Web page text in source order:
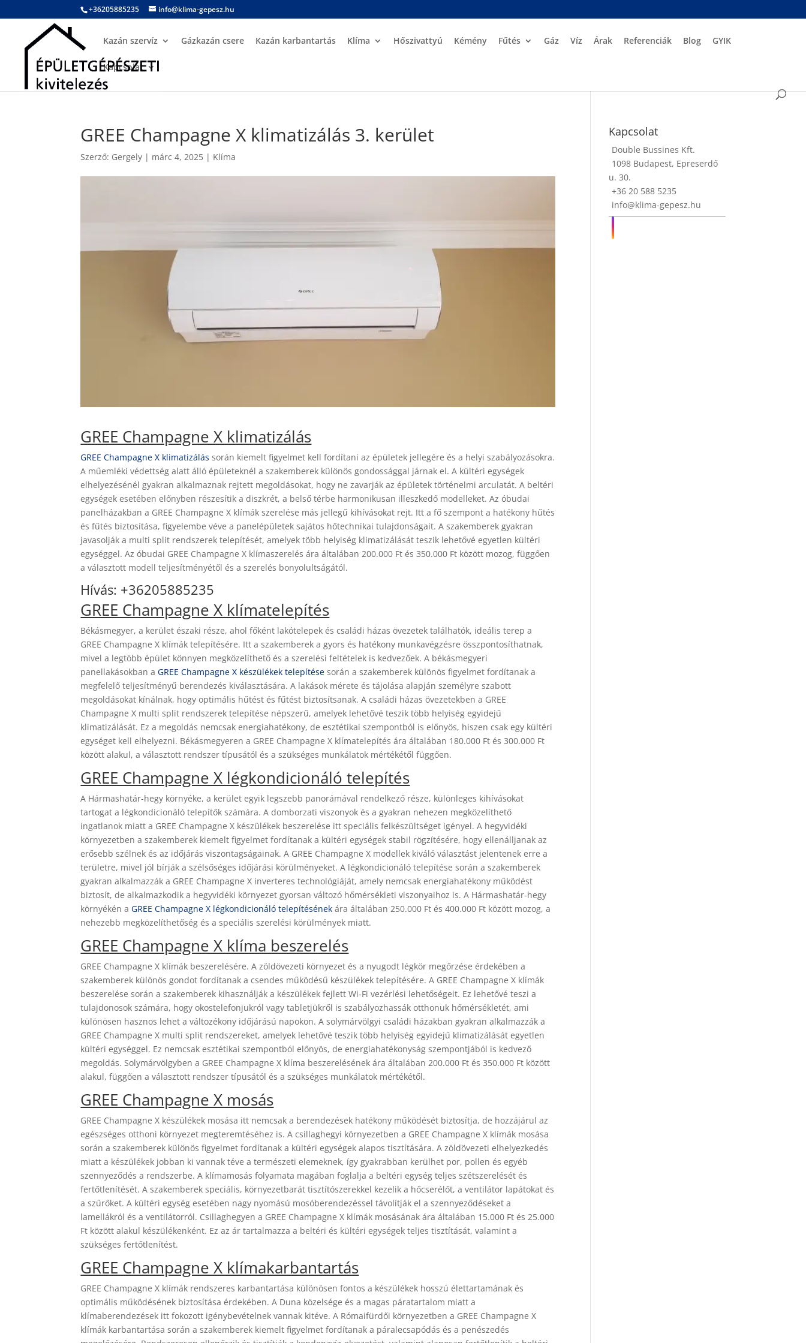
+36205885235 info@klima-gepesz.hu
Kazán szervíz Gázkazán csere Kazán karbantartás Klíma Hőszivattyú Kémény Fűtés Gáz Víz Árak Referenciák Blog GYIK
Kapcsolat
GREE Champagne X klimatizálás 3. kerület
Szerző: Gergely | márc 4, 2025 | Klíma
GREE Champagne X klimatizálás
GREE Champagne X klimatizálás során kiemelt figyelmet kell fordítani az épületek jellegére és a helyi szabályozásokra.
A műemléki védettség alatt álló épületeknél a szakemberek különös gondossággal járnak el. A kültéri egységek
elhelyezésénél gyakran alkalmaznak rejtett megoldásokat, hogy ne zavarják az épületek történelmi arculatát. A beltéri
egységek esetében előnyben részesítik a diszkrét, a belső térbe harmonikusan illeszkedő modelleket. Az óbudai
panelházakban a GREE Champagne X klímák szerelése más jellegű kihívásokat rejt. Itt a fő szempont a hatékony hűtés
és fűtés biztosítása, figyelembe véve a panelépületek sajátos hőtechnikai tulajdonságait. A szakemberek gyakran
javasolják a multi split rendszerek telepítését, amelyek több helyiség klimatizálását teszik lehetővé egyetlen kültéri
egységgel. Az óbudai GREE Champagne X klímaszerelés ára általában 200.000 Ft és 350.000 Ft között mozog, függően
a választott modell teljesítményétől és a szerelés bonyolultságától.
Hívás: +36205885235
GREE Champagne X klímatelepítés
Békásmegyer, a kerület északi része, ahol főként lakótelepek és családi házas övezetek találhatók, ideális terep a
GREE Champagne X klímák telepítésére. Itt a szakemberek a gyors és hatékony munkavégzésre összpontosíthatnak,
mivel a legtöbb épület könnyen megközelíthető és a szerelési feltételek is kedvezőek. A békásmegyeri
panellakásokban aGREE Champagne X készülékek telepítése során a szakemberek különös figyelmet fordítanak a
megfelelő teljesítményű berendezés kiválasztására. A lakások mérete és tájolása alapján személyre szabott
megoldásokat kínálnak, hogy optimális hűtést és fűtést biztosítsanak. A családi házas övezetekben a GREE
Champagne X multi split rendszerek telepítése népszerű, amelyek lehetővé teszik több helyiség egyidejű
klimatizálását. Ez a megoldás nemcsak energiahatékony, de esztétikai szempontból is előnyös, hiszen csak egy kültéri
egységet kell elhelyezni. Békásmegyeren a GREE Champagne X klímatelepítés ára általában 180.000 Ft és 300.000 Ft
között alakul, a választott rendszer típusától és a szükséges munkálatok mértékétől függően.
GREE Champagne X légkondicionáló telepítés
A Hármashatár-hegy környéke, a kerület egyik legszebb panorámával rendelkező része, különleges kihívásokat
tartogat a légkondicionáló telepítők számára. A domborzati viszonyok és a gyakran nehezen megközelíthető
ingatlanok miatt a GREE Champagne X készülékek beszerelése itt speciális felkészültséget igényel. A hegyvidéki
környezetben a szakemberek kiemelt figyelmet fordítanak a kültéri egységek stabil rögzítésére, hogy ellenálljanak az
erősebb szélnek és az időjárás viszontagságainak. A GREE Champagne X modellek kiváló választást jelentenek erre a
területre, mivel jól bírják a szélsőséges időjárási körülményeket. A légkondicionáló telepítése során a szakemberek
gyakran alkalmazzák a GREE Champagne X inverteres technológiáját, amely nemcsak energiahatékony működést
biztosít, de alkalmazkodik a hegyvidéki környezet gyorsan változó hőmérsékleti viszonyaihoz is. A Hármashatár-hegy
környékén aGREE Champagne X légkondicionáló telepítésének ára általában 250.000 Ft és 400.000 Ft között mozog, a
nehezebb megközelíthetőség és a speciális szerelési körülmények miatt.
GREE Champagne X klíma beszerelés
GREE Champagne X klímák beszerelésére. A zöldövezeti környezet és a nyugodt légkör megőrzése érdekében a
szakemberek különös gondot fordítanak a csendes működésű készülékek telepítésére. A GREE Champagne X klímák
beszerelése során a szakemberek kihasználják a készülékek fejlett Wi-Fi vezérlési lehetőségeit. Ez lehetővé teszi a
tulajdonosok számára, hogy okostelefonjukról vagy tabletjükről is szabályozhassák otthonuk hőmérsékletét, ami
különösen hasznos lehet a változékony időjárású napokon. A solymárvölgyi családi házakban gyakran alkalmazzák a
GREE Champagne X multi split rendszereket, amelyek lehetővé teszik több helyiség egyidejű klimatizálását egyetlen
kültéri egységgel. Ez nemcsak esztétikai szempontból előnyös, de energiahatékonyság szempontjából is kedvező
megoldás. Solymárvölgyben a GREE Champagne X klíma beszerelésének ára általában 200.000 Ft és 350.000 Ft között
alakul, függően a választott rendszer típusától és a szükséges munkálatok mértékétől.
GREE Champagne X mosás
GREE Champagne X készülékek mosása itt nemcsak a berendezések hatékony működését biztosítja, de hozzájárul az
egészséges otthoni környezet megteremtéséhez is. A csillaghegyi környezetben a GREE Champagne X klímák mosása
során a szakemberek különös figyelmet fordítanak a kültéri egységek alapos tisztítására. A zöldövezeti elhelyezkedés
miatt a készülékek jobban ki vannak téve a természeti elemeknek, így gyakrabban kerülhet por, pollen és egyéb
szennyeződés a rendszerbe. A klímamosás folyamata magában foglalja a beltéri egység teljes szétszerelését és
fertőtlenítését. A szakemberek speciális, környezetbarát tisztítószerekkel kezelik a hőcserélőt, a ventilátor lapátokat és
a szűrőket. A kültéri egység esetében nagy nyomású mosóberendezéssel távolítják el a szennyeződéseket a
lamellákról és a ventilátorról. Csillaghegyen a GREE Champagne X klímák mosásának ára általában 15.000 Ft és 25.000
Ft között alakul készülékenként. Ez az ár tartalmazza a beltéri és kültéri egységek teljes tisztítását, valamint a
szükséges fertőtlenítést.
GREE Champagne X klímakarbantartás
GREE Champagne X klímák rendszeres karbantartása különösen fontos a készülékek hosszú élettartamának és
optimális működésének biztosítása érdekében. A Duna közelsége és a magas páratartalom miatt a
klímaberendezések itt fokozott igénybevételnek vannak kitéve. A Rómaifürdői környezetben a GREE Champagne X
klímák karbantartása során a szakemberek kiemelt figyelmet fordítanak a páralecsapódás és a penészedés
Kapcsolat
Double Bussines Kft.
1098 Budapest, Epreserdő
u. 30.
+36 20 588 5235
info@klima-gepesz.hu